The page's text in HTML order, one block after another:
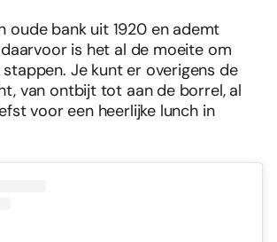
oude bank uit 1920 en ademt
is het al de moeite om
Je kunt er overigens de
van ontbijt tot aan de borrel, al
voor een heerlijke lunch in